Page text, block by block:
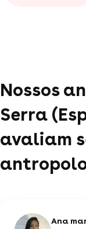
Nossos
Serra
avaliam
Ana